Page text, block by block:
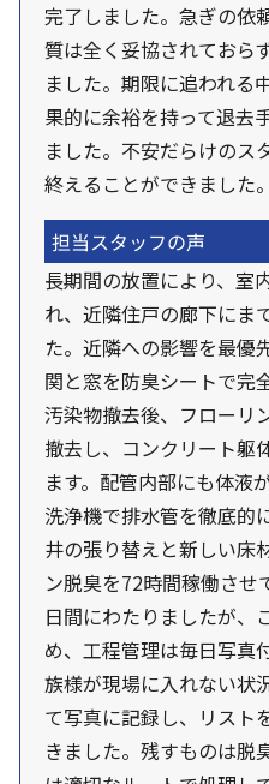
完了しました。急ぎの依
質は全く妥協されておら
ました。期限に追われる
果的に余裕を持って退去
ました。不安だらけのス
終えることができました。
担当スタッフの声
長期間の放置により、室
れ、近隣住戸の廊下にま
た。近隣への影響を最優
関と窓を防臭シートで完
汚染物撤去後、フローリ
撤去し、コンクリート躯
ます。配管内部にも体液
洗浄機で排水管を徹底的
井の張り替えと新しい床
ン脱臭を72時間稼働させ
日間にわたりましたが、
め、工程管理は毎日写真
族様が現場に入れない状
て写真に記録し、リスト
きました。残すものは脱